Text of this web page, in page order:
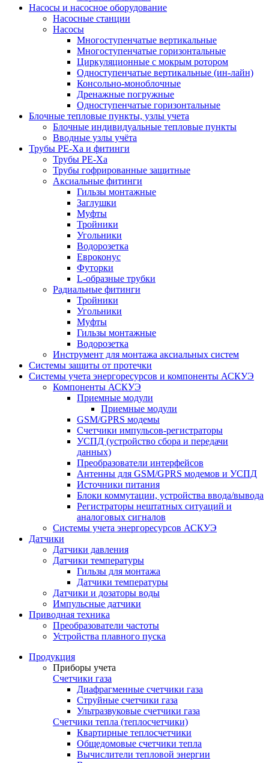
Насосы и насосное оборудование
Насосные станции
Насосы
Многоступенчатые вертикальные
Многоступенчатые горизонтальные
Циркуляционные с мокрым ротором
Одноступенчатые вертикальные (ин-лайн)
Консольно-моноблочные
Дренажные погружные
Одноступенчатые горизонтальные
Блочные тепловые пункты, узлы учета
Блочные индивидуальные тепловые пункты
Вводные узлы учёта
Трубы РЕ-Ха и фитинги
Трубы РЕ-Ха
Трубы гофрированные защитные
Аксиальные фитинги
Гильзы монтажные
Заглушки
Муфты
Тройники
Угольники
Водорозетка
Евроконус
Футорки
L-образные трубки
Радиальные фитинги
Тройники
Угольники
Муфты
Гильзы монтажные
Водорозетка
Инструмент для монтажа аксиальных систем
Системы защиты от протечки
Системы учета энергоресурсов и компоненты АСКУЭ
Компоненты АСКУЭ
Приемные модули
Приемные модули
GSM/GPRS модемы
Счетчики импульсов-регистраторы
УСПД (устройство сбора и передачи
данных)
Преобразователи интерфейсов
Антенны для GSM/GPRS модемов и УСПД
Источники питания
Блоки коммутации, устройства ввода/вывода
Регистраторы нештатных ситуаций и
аналоговых сигналов
Системы учета энергоресурсов АСКУЭ
Датчики
Датчики давления
Датчики температуры
Гильзы для монтажа
Датчики температуры
Датчики и дозаторы воды
Импульсные датчики
Приводная техника
Преобразователи частоты
Устройства плавного пуска
Продукция
Приборы учета
Счетчики газа
Диафрагменные счетчики газа
Струйные счетчики газа
Ультразвуковые счетчики газа
Счетчики тепла (теплосчетчики)
Квартирные теплосчетчики
Общедомовые счетчики тепла
Вычислители тепловой энергии